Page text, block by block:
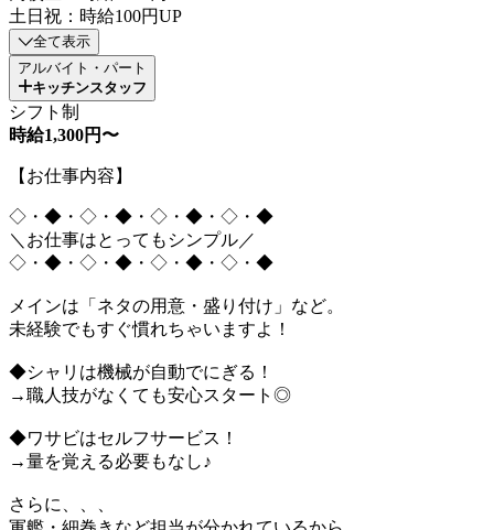
土日祝：時給100円UP
全て表示
アルバイト・パート
キッチンスタッフ
シフト制
時給1,300円〜
【お仕事内容】
◇・◆・◇・◆・◇・◆・◇・◆
＼お仕事はとってもシンプル／
◇・◆・◇・◆・◇・◆・◇・◆
メインは「ネタの用意・盛り付け」など。
未経験でもすぐ慣れちゃいますよ！
◆シャリは機械が自動でにぎる！
→職人技がなくても安心スタート◎
◆ワサビはセルフサービス！
→量を覚える必要もなし♪
さらに、、、